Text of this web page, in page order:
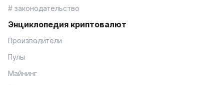
# законодательство
Энциклопедия криптовалют
Производители
Пулы
Майнинг